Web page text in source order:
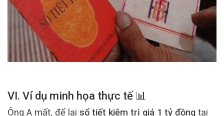
VI. Ví dụ minh họa thực tế 📊
Ông A mất, để lại sổ tiết kiệm trị giá 1 tỷ đồng tại